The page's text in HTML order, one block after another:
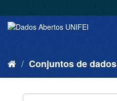
Conjuntos de dados